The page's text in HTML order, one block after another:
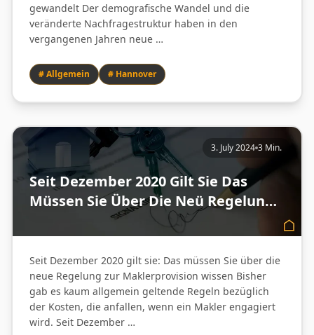
gewandelt Der demografische Wandel und die
veränderte Nachfragestruktur haben in den
vergangenen Jahren neue …
# Allgemein # Hannover
3. July 2024 3 Min.
Seit Dezember 2020 Gilt Sie Das
Müssen Sie Über Die Neü Regelung
Zur Maklerprovision Wissen - City
Immobilienmakler
Seit Dezember 2020 gilt sie: Das müssen Sie über die
neue Regelung zur Maklerprovision wissen Bisher
gab es kaum allgemein geltende Regeln bezüglich
der Kosten, die anfallen, wenn ein Makler engagiert
wird. Seit Dezember …